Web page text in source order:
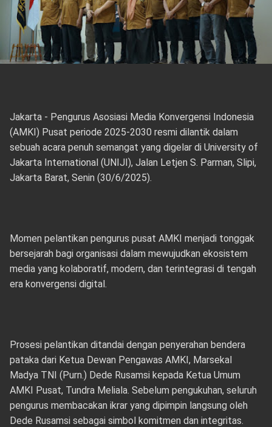
Jakarta - Pengurus Asosiasi Media Konvergensi Indonesia
(AMKI) Pusat periode 2025-2030 resmi dilantik dalam
sebuah acara penuh semangat yang digelar di University of
Jakarta International (UNIJI), Jalan Letjen S. Parman, Slipi,
Jakarta Barat, Senin (30/6/2025).
Momen pelantikan pengurus pusat AMKI menjadi tonggak
bersejarah bagi organisasi dalam mewujudkan ekosistem
media yang kolaboratif, modern, dan terintegrasi di tengah
era konvergensi digital.
Prosesi pelantikan ditandai dengan penyerahan bendera
pataka dari Ketua Dewan Pengawas AMKI, Marsekal
Madya TNI (Purn.) Dede Rusamsi kepada Ketua Umum
AMKI Pusat, Tundra Meliala. Sebelum pengukuhan, seluruh
pengurus membacakan ikrar yang dipimpin langsung oleh
Dede Rusamsi sebagai simbol komitmen dan integritas.